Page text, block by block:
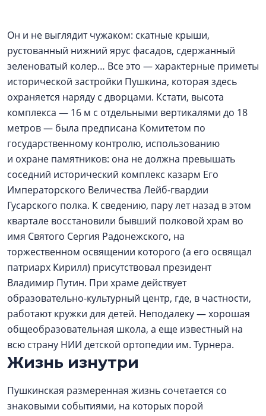
Он и не выглядит чужаком: скатные крыши,
рустованный нижний ярус фасадов, сдержанный
зеленоватый колер… Все это — характерные приметы
исторической застройки Пушкина, которая здесь
охраняется наряду с дворцами. Кстати, высота
комплекса — 16 м с отдельными вертикалями до 18
метров — была предписана Комитетом по
государственному контролю, использованию
и охране памятников: она не должна превышать
соседний исторический комплекс казарм Его
Императорского Величества Лейб-гвардии
Гусарского полка. К сведению, пару лет назад в этом
квартале восстановили бывший полковой храм во
имя Святого Сергия Радонежского, на
торжественном освящении которого (а его освящал
патриарх Кирилл) присутствовал президент
Владимир Путин. При храме действует
образовательно-культурный центр, где, в частности,
работают кружки для детей. Неподалеку — хорошая
общеобразовательная школа, а еще известный на
всю страну НИИ детской ортопедии им. Турнера.
Жизнь изнутри
Пушкинская размеренная жизнь сочетается со
знаковыми событиями, на которых порой